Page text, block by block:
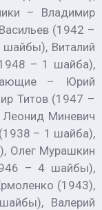
– Владимир
(1942 –
Виталий
– 1 шайба),
– Юрий
Титов (1947 –
Миневич
– 1 шайба),
Олег Мурашкин
– 4 шайбы),
(1943),
Валерий